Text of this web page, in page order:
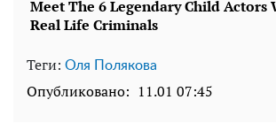
Теги: Оля Полякова
Опубликовано: 11.01 07:45